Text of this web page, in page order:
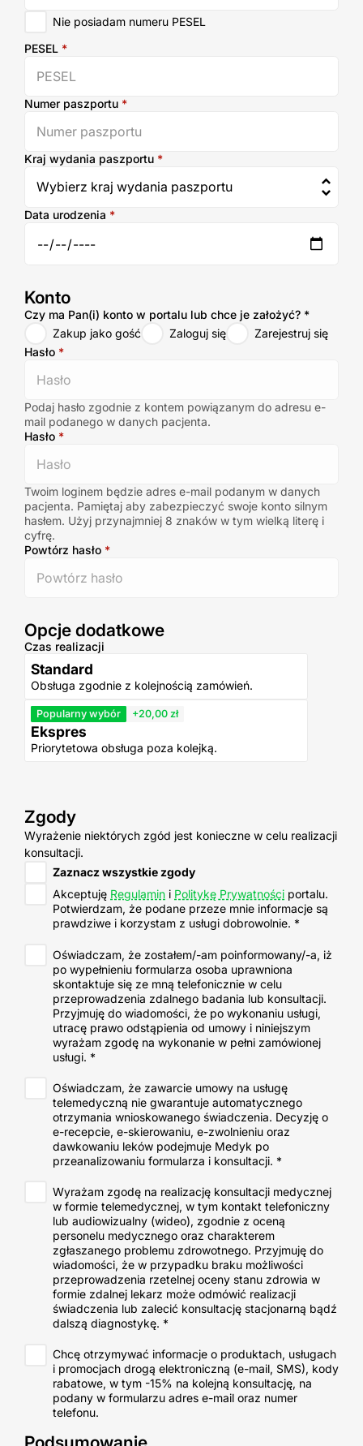
Nie posiadam numeru PESEL
PESEL *
Numer paszportu *
Kraj wydania paszportu *
Data urodzenia *
Konto
Konto
Czy ma Pan(i) konto w portalu lub chce je założyć? *
Zakup jako gość
Zaloguj się
Zarejestruj się
Hasło *
Podaj hasło zgodnie z kontem powiązanym do adresu e-
mail podanego w danych pacjenta.
Hasło *
Twoim loginem będzie adres e-mail podanym w danych
pacjenta. Pamiętaj aby zabezpieczyć swoje konto silnym
hasłem. Użyj przynajmniej 8 znaków w tym wielką literę i
cyfrę.
Powtórz hasło *
Opcje dodatkowe
Czas realizacji
Standard
Obsługa zgodnie z kolejnością zamówień.
Popularny wybór +20,00 zł
Ekspres
Priorytetowa obsługa poza kolejką.
Zgody
Wyrażenie niektórych zgód jest konieczne w celu realizacji
konsultacji.
ZgodyZaznacz wszystkie zgody
Akceptuję Regulamin i Politykę Prywatności portalu.
Potwierdzam, że podane przeze mnie informacje są
prawdziwe i korzystam z usługi dobrowolnie. *
Oświadczam, że zostałem/-am poinformowany/-a, iż
po wypełnieniu formularza osoba uprawniona
skontaktuje się ze mną telefonicznie w celu
przeprowadzenia zdalnego badania lub konsultacji.
Przyjmuję do wiadomości, że po wykonaniu usługi,
utracę prawo odstąpienia od umowy i niniejszym
wyrażam zgodę na wykonanie w pełni zamówionej
usługi. *
Oświadczam, że zawarcie umowy na usługę
telemedyczną nie gwarantuje automatycznego
otrzymania wnioskowanego świadczenia. Decyzję o
e-recepcie, e-skierowaniu, e-zwolnieniu oraz
dawkowaniu leków podejmuje Medyk po
przeanalizowaniu formularza i konsultacji. *
Wyrażam zgodę na realizację konsultacji medycznej
w formie telemedycznej, w tym kontakt telefoniczny
lub audiowizualny (wideo), zgodnie z oceną
personelu medycznego oraz charakterem
zgłaszanego problemu zdrowotnego. Przyjmuję do
wiadomości, że w przypadku braku możliwości
przeprowadzenia rzetelnej oceny stanu zdrowia w
formie zdalnej lekarz może odmówić realizacji
świadczenia lub zalecić konsultację stacjonarną bądź
dalszą diagnostykę. *
Chcę otrzymywać informacje o produktach, usługach
i promocjach drogą elektroniczną (e-mail, SMS), kody
rabatowe, w tym -15% na kolejną konsultację, na
podany w formularzu adres e-mail oraz numer
telefonu.